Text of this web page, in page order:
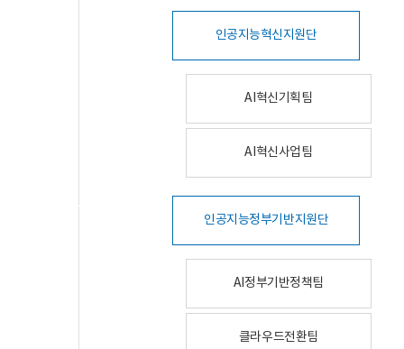
인공지능혁신지원단
AI혁신기획팀
AI혁신사업팀
인공지능정부기반지원단
AI정부기반정책팀
클라우드전환팀